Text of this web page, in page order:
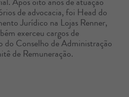
de advocacia, foi Head do
Jurídico na Lojas Renner,
exerceu cargos de
do Conselho de Administração
de Remuneração.